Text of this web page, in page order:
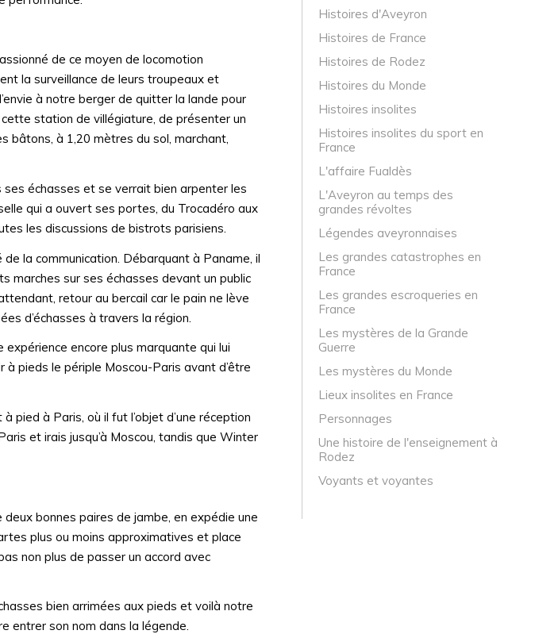
de ce moyen de locomotion
la surveillance de leurs troupeaux et
à notre berger de quitter la lande pour
cette station de villégiature, de présenter un
bâtons, à 1,20 mètres du sol, marchant,
ses échasses et se verrait bien arpenter les
qui a ouvert ses portes, du Trocadéro aux
les discussions de bistrots parisiens.
la communication. Débarquant à Paname, il
marches sur ses échasses devant un public
retour au bercail car le pain ne lève
d’échasses à travers la région.
encore plus marquante qui lui
à pieds le périple Moscou-Paris avant d’être
pied à Paris, où il fut l’objet d’une réception
et irais jusqu’à Moscou, tandis que Winter
deux bonnes paires de jambe, en expédie une
plus ou moins approximatives et place
non plus de passer un accord avec
bien arrimées aux pieds et voilà notre
entrer son nom dans la légende.
Histoires d'Aveyron
Histoires de France
Histoires de Rodez
Histoires du Monde
Histoires insolites
Histoires insolites du sport en
France
L'affaire Fualdès
L'Aveyron au temps des
grandes révoltes
Légendes aveyronnaises
Les grandes catastrophes en
France
Les grandes escroqueries en
France
Les mystères de la Grande
Guerre
Les mystères du Monde
Lieux insolites en France
Personnages
Une histoire de l'enseignement à
Rodez
Voyants et voyantes